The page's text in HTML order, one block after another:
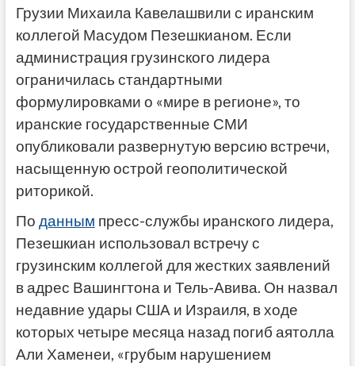
Грузии Михаила Кавелашвили с иранским
коллегой Масудом Пезешкианом. Если
администрация грузинского лидера
ограничилась стандартными
формулировками о «мире в регионе», то
иранские государственные СМИ
опубликовали развернутую версию встречи,
насыщенную острой геополитической
риторикой.
По данным пресс-службы иранского лидера,
Пезешкиан использовал встречу с
грузинским коллегой для жестких заявлений
в адрес Вашингтона и Тель-Авива. Он назвал
недавние удары США и Израиля, в ходе
которых четыре месяца назад погиб аятолла
Али Хаменеи, «грубым нарушением